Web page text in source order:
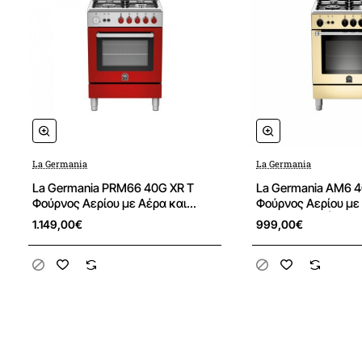
Οικογένεια προϊόντων AMERICANA
Χώρα κατασκευής Ιταλία
Εστίες μαγειρέματος
Τύπος εστιών
Αριθμός χώρων μαγειρέματος
Αριθμός ζωνών μαγειρέματος
La Germania
La Germania PRM66 40G XR T
Φούρνος Αερίου με Αέρα και
Γκριλ Αερίου, Εστίες Αερίου
1.149,00€
La Germania
La Germania AM6
Φούρνος Αερίου
Γκριλ Αερίου |
999,00€